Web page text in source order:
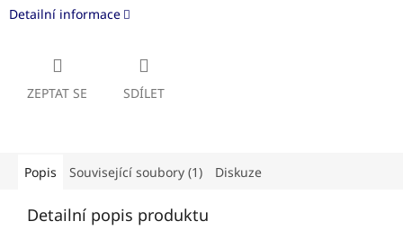
Detailní informace
ZEPTAT SE SDÍLET
Popis Související soubory (1) Diskuze
Detailní popis produktu